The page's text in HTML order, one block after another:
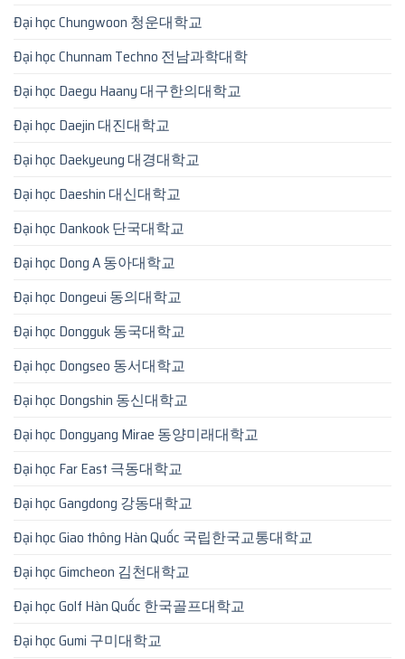
Đại học Chungwoon 청운대학교
Đại học Chunnam Techno 전남과학대학
Đại học Daegu Haany 대구한의대학교
Đại học Daejin 대진대학교
Đại học Daekyeung 대경대학교
Đại học Daeshin 대신대학교
Đại học Dankook 단국대학교
Đại học Dong A 동아대학교
Đại học Dongeui 동의대학교
Đại học Dongguk 동국대학교
Đại học Dongseo 동서대학교
Đại học Dongshin 동신대학교
Đại học Dongyang Mirae 동양미래대학교
Đại học Far East 극동대학교
Đại học Gangdong 강동대학교
Đại học Giao thông Hàn Quốc 국립한국교통대학교
Đại học Gimcheon 김천대학교
Đại học Golf Hàn Quốc 한국골프대학교
Đại học Gumi 구미대학교